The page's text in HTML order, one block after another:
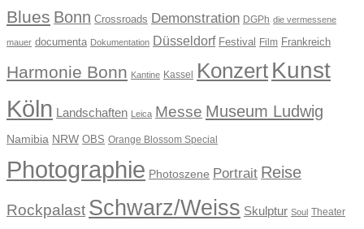
Blues Bonn Crossroads Demonstration DGPh die vermessene
mauer documenta Dokumentation Düsseldorf Festival Film Frankreich
Harmonie Bonn Kantine Kassel Konzert Kunst
Köln Landschaften Leica Messe Museum Ludwig
Namibia NRW OBS Orange Blossom Special
Photographie Photoszene Portrait Reise
Rockpalast Schwarz/Weiss Skulptur Soul Theater